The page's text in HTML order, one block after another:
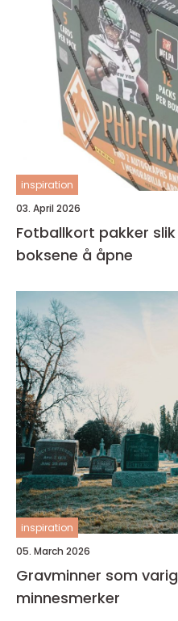
inspiration
03. April 2026
Fotballkort pakker slik finner du de beste
boksene å åpne
inspiration
05. March 2026
Gravminner som
minnesmerker